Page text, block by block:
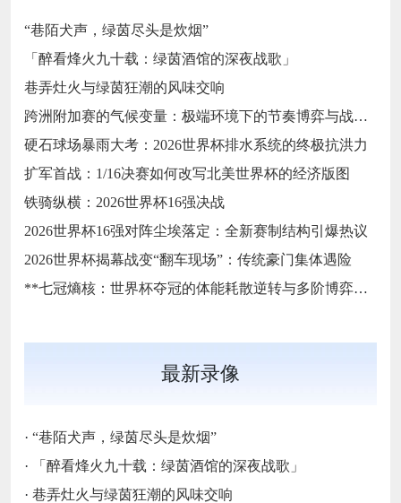
“巷陌犬声，绿茵尽头是炊烟”
「醉看烽火九十载：绿茵酒馆的深夜战歌」
巷弄灶火与绿茵狂潮的风味交响
跨洲附加赛的气候变量：极端环境下的节奏博弈与战术自适应
硬石球场暴雨大考：2026世界杯排水系统的终极抗洪力
扩军首战：1/16决赛如何改写北美世界杯的经济版图
铁骑纵横：2026世界杯16强决战
2026世界杯16强对阵尘埃落定：全新赛制结构引爆热议
2026世界杯揭幕战变“翻车现场”：传统豪门集体遇险
**七冠熵核：世界杯夺冠的体能耗散逆转与多阶博弈论**
最新录像
· “巷陌犬声，绿茵尽头是炊烟”
·
「醉看烽火九十载：绿茵酒馆的深夜战歌」
· 巷弄灶火与绿茵狂潮的风味交响